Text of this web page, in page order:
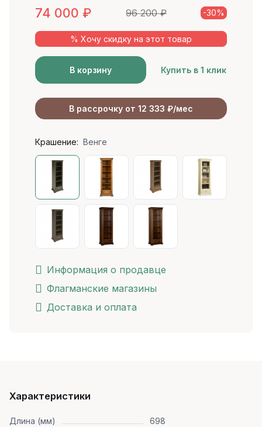
74 000 ₽ 96 200₽ -30%
% Хочу скидку на этот товар
В корзину Купить в 1 клик
В рассрочку от 12 333 ₽/мес
Крашение: Венге
Информация о продавце
Флагманские магазины
Доставка и оплата
Характеристики
Длина (мм)
698